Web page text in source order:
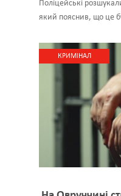
Поліцейські
який пояснив, що це
КРИМІНАЛ